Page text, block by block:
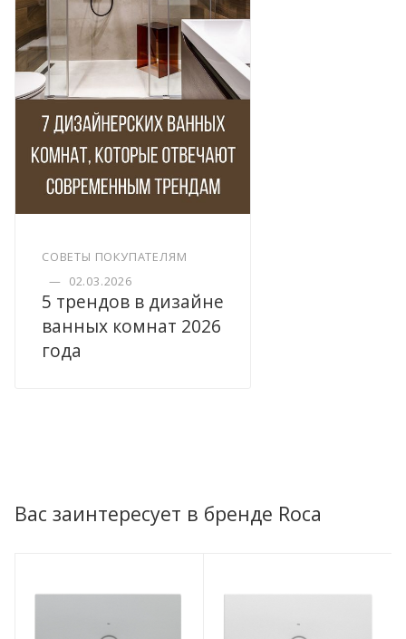
СОВЕТЫ ПОКУПАТЕЛЯМ
— 02.03.2026
5 трендов в дизайне
ванных комнат 2026
года
Вас заинтересует в бренде Roca